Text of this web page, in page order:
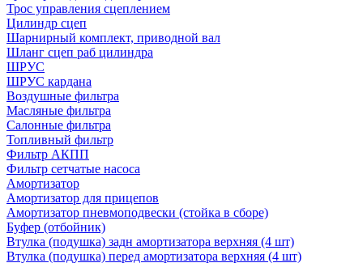
Трос управления сцеплением
Цилиндр сцеп
Шарнирный комплект, приводной вал
Шланг сцеп раб цилиндра
ШРУС
ШРУС кардана
Воздушные фильтра
Масляные фильтра
Салонные фильтра
Топливный фильтр
Фильтр АКПП
Фильтр сетчатые насоса
Амортизатор
Амортизатор для прицепов
Амортизатор пневмоподвески (стойка в сборе)
Буфер (отбойник)
Втулка (подушка) задн амортизатора верхняя (4 шт)
Втулка (подушка) перед амортизатора верхняя (4 шт)